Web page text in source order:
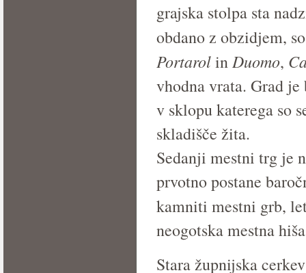
grajska stolpa sta
obdano z obzidjem,
Portarolin Duomo,
vhodna vrata. Grad
v sklopu katerega so
skladišče žita.
Sedanji mestni trg je
prvotno postane
kamniti mestni grb,
neogotska mestna
Stara župnijska